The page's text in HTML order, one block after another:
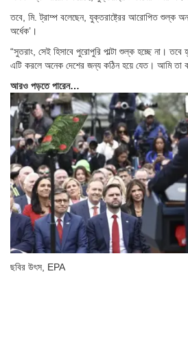
তবে, মি. ট্রাম্প বলেছেন, যুক্তরাষ্ট্রের আরোপিত শুল্ক
অর্ধেক’।
“সুতরাং, সেই হিসাবে পুরোপুরি পাল্টা শুল্ক হচ্ছে না।
এটি করলে অনেক দেশের জন্য কঠিন হয়ে যেত। আমি তা
আরও পড়তে পারেন…
ছবির উৎস, EPA